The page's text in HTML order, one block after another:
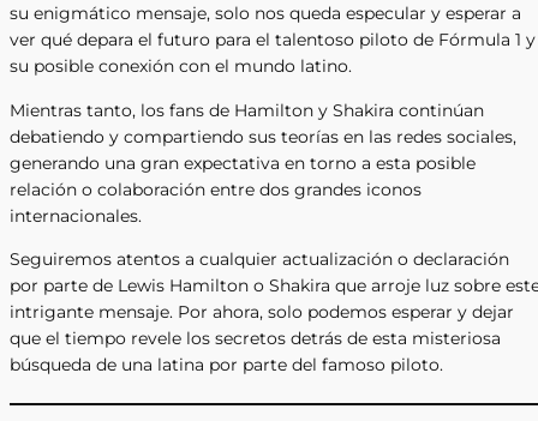
su enigmático mensaje, solo nos queda especular y esperar a
ver qué depara el futuro para el talentoso piloto de Fórmula 1 y
su posible conexión con el mundo latino.
Mientras tanto, los fans de Hamilton y Shakira continúan
debatiendo y compartiendo sus teorías en las redes sociales,
generando una gran expectativa en torno a esta posible
relación o colaboración entre dos grandes iconos
internacionales.
Seguiremos atentos a cualquier actualización o declaración
por parte de Lewis Hamilton o Shakira que arroje luz sobre
intrigante mensaje. Por ahora, solo podemos esperar y dejar
que el tiempo revele los secretos detrás de esta misteriosa
búsqueda de una latina por parte del famoso piloto.